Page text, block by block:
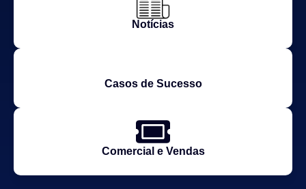
Notícias
Casos de Sucesso
Comercial e Vendas